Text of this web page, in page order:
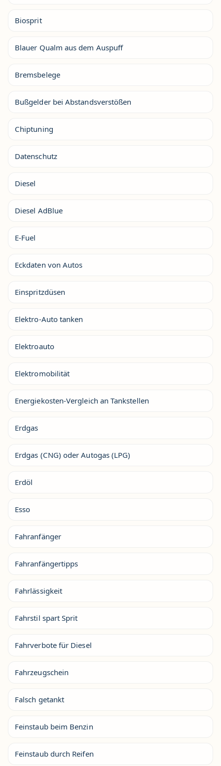
Biosprit
Blauer Qualm aus dem Auspuff
Bremsbelege
Bußgelder bei Abstandsverstößen
Chiptuning
Datenschutz
Diesel
Diesel AdBlue
E-Fuel
Eckdaten von Autos
Einspritzdüsen
Elektro-Auto tanken
Elektroauto
Elektromobilität
Energiekosten-Vergleich an Tankstellen
Erdgas
Erdgas (CNG) oder Autogas (LPG)
Erdöl
Esso
Fahranfänger
Fahranfängertipps
Fahrlässigkeit
Fahrstil spart Sprit
Fahrverbote für Diesel
Fahrzeugschein
Falsch getankt
Feinstaub beim Benzin
Feinstaub durch Reifen